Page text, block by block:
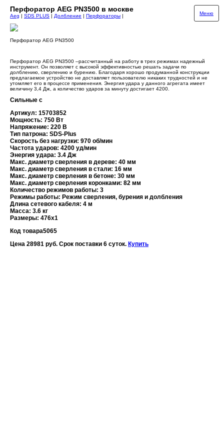
Перфоратор AEG PN3500 в москве
Меню
Aeg | SDS PLUS | Долбление | Перфораторы |
Перфоратор AEG PN3500
Перфоратор AEG PN3500 –рассчитанный на работу в трех режимах надежный
инструмент. Он позволяет с высокой эффективностью решать задачи по
долблению, сверлению и бурению. Благодаря хорошо продуманной конструкции
предлагаемое устройство не доставляет пользователю никаких трудностей и не
утомляет его в процессе применения. Энергия удара у данного агрегата имеет
величину 3,4 Дж, а количество ударов за минуту достигает 4200.
Сильные с
Артикул: 15703852
Мощность: 750 Вт
Напряжение: 220 В
Тип патрона: SDS-Plus
Скорость без нагрузки: 970 об/мин
Частота ударов: 4200 уд/мин
Энергия удара: 3.4 Дж
Макс. диаметр сверления в дереве: 40 мм
Макс. диаметр сверления в стали: 16 мм
Макс. диаметр сверления в бетоне: 30 мм
Макс. диаметр сверления коронками: 82 мм
Количество режимов работы: 3
Режимы работы: Режим сверления, бурения и долбления
Длина сетевого кабеля: 4 м
Масса: 3.6 кг
Размеры: 476х1
Код товара5065
Цена 28981 руб. Срок поставки 6 суток. Купить